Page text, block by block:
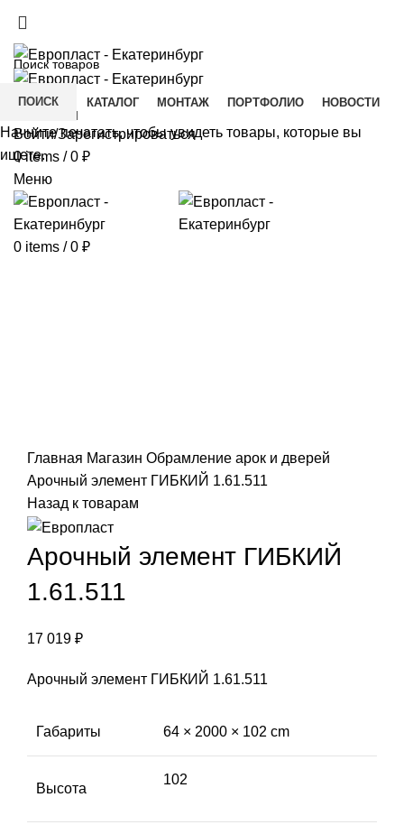
ГЛАВНАЯ КАТАЛОГ МОНТАЖ ПОРТФОЛИО
НОВОСТИ
КОНТАКТЫ
Войти/Зарегистрироваться
0items / 0 ₽
Меню
0 items / 0 ₽
Главная Магазин Обрамление арок и дверей
Арочный элемент ГИБКИЙ 1.61.511
Назад к товарам
Арочный элемент ГИБКИЙ
1.61.511
17 019 ₽
Арочный элемент ГИБКИЙ 1.61.511
Габариты 64 × 2000 × 102 cm
Высота
102
ПОИСК
Начните печатать, чтобы увидеть товары, которые вы
ищете.